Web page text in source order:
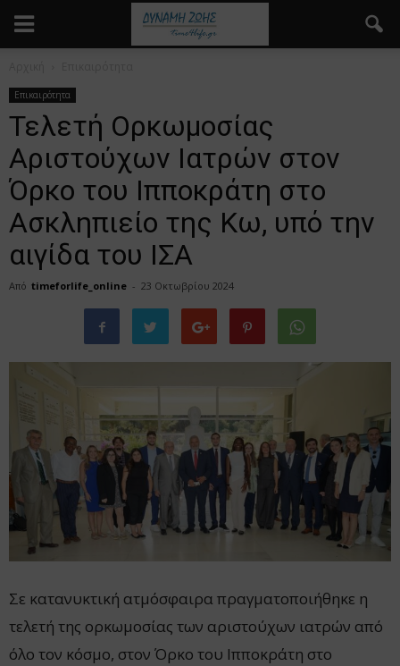
Επικαιρότητα
Τελετή Ορκωμοσίας
Αριστούχων Ιατρών στον
Όρκο του Ιπποκράτη στο
Ασκληπιείο της Κω, υπό την
αιγίδα του ΙΣΑ
Από timeforlife_online - 23 Οκτωβρίου 2024
Σε κατανυκτική ατμόσφαιρα πραγματοποιήθηκε η
τελετή της ορκωμοσίας των αριστούχων ιατρών από
όλο τον κόσμο, στον Όρκο του Ιπποκράτη στο